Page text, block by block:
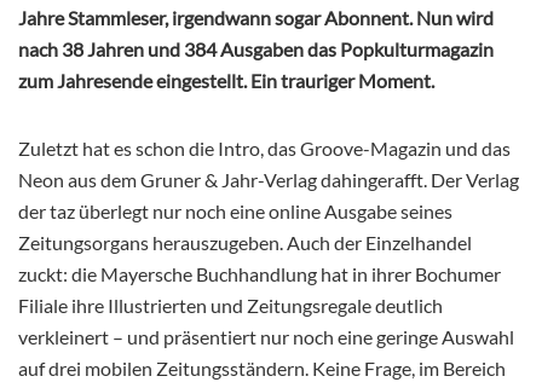
Jahre Stammleser, irgendwann sogar Abonnent. Nun wird
nach 38 Jahren und 384 Ausgaben das Popkulturmagazin
zum Jahresende eingestellt. Ein trauriger Moment.
Zuletzt hat es schon die Intro, das Groove-Magazin und das
Neon aus dem Gruner & Jahr-Verlag dahingerafft. Der Verlag
der taz überlegt nur noch eine online Ausgabe seines
Zeitungsorgans herauszugeben. Auch der Einzelhandel
zuckt: die Mayersche Buchhandlung hat in ihrer Bochumer
Filiale ihre Illustrierten und Zeitungsregale deutlich
verkleinert – und präsentiert nur noch eine geringe Auswahl
auf drei mobilen Zeitungsständern. Keine Frage, im Bereich